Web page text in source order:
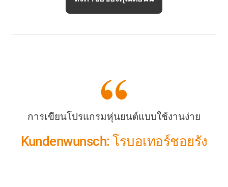
การเขียนโปรแกรมหุ่นยนต์แบบใช้งานง่าย
Kundenwunsch: โรบอเทอร์ชอยรัง